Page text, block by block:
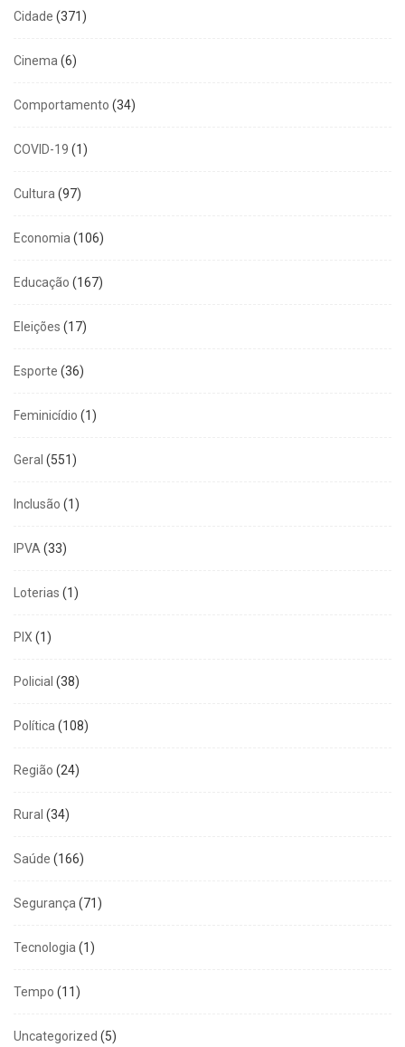
Cidade (371)
Cinema (6)
Comportamento (34)
COVID-19 (1)
Cultura (97)
Economia (106)
Educação (167)
Eleições (17)
Esporte (36)
Feminicídio (1)
Geral (551)
Inclusão (1)
IPVA (33)
Loterias (1)
PIX (1)
Policial (38)
Política (108)
Região (24)
Rural (34)
Saúde (166)
Segurança (71)
Tecnologia (1)
Tempo (11)
Uncategorized (5)